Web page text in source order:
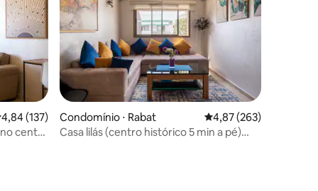
de uma avaliação média de 5, 137 avaliações
4,84 (137)
centro
Condomínio ⋅ Rabat 4,87 de uma avaliação
4,87 (263)
Casa lilás (centro histórico 5 min a pé)